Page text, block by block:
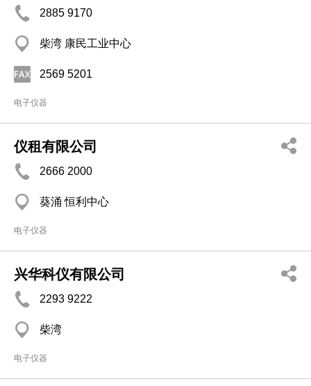
2885 9170
柴湾 康民工业中心
2569 5201
电子仪器
仪租有限公司
2666 2000
葵涌 恒利中心
电子仪器
兴华科仪有限公司
2293 9222
柴湾
电子仪器